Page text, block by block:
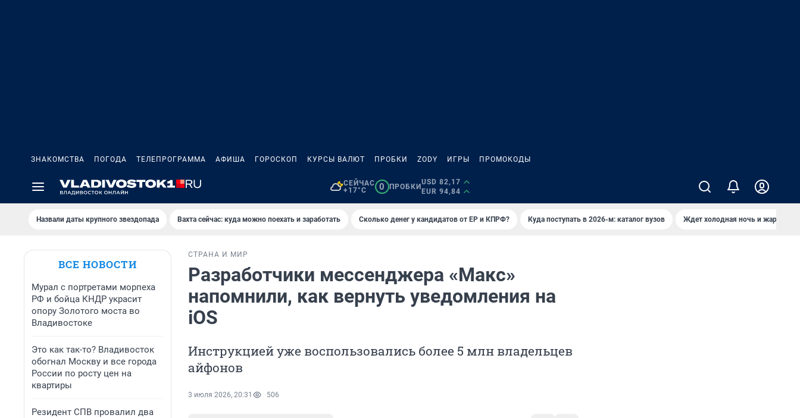
ЗНАКОМСТВА ПОГОДА ТЕЛЕПРОГРАММА АФИША ГОРОСКОП КУРСЫ ВАЛЮТ ПРОБКИ ZODY ИГРЫ ПРОМОКОДЫ
СЕЙЧАС
+17°C
0 ПРОБКИ
USD 82,17
EUR 94,84
Назвали даты крупного звездопада Вахта сейчас: куда можно поехать и заработать Сколько денег у кандидатов от ЕР и КПРФ? Куда поступать в 2026-м: каталог вузов Ждет холодная ночь и жаркий
ВСЕ НОВОСТИ
Мурал с портретами морпеха
РФ и бойца КНДР украсит
опору Золотого моста во
Владивостоке
Это как так-то? Владивосток
обогнал Москву и все города
России по росту цен на
квартиры
Резидент СПВ провалил два
СТРАНА И МИР
Разработчики мессенджера «Макс»
напомнили, как вернуть уведомления на
iOS
Инструкцией уже воспользовались более 5 млн владельцев
айфонов
3 июля 2026, 20:31 506